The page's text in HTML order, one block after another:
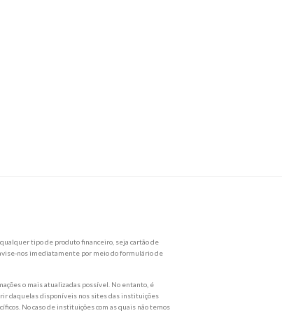
tipo de produto financeiro, seja cartão de
nos imediatamente por meio do formulário de
o mais atualizadas possível. No entanto, é
daquelas disponíveis nos sites das instituições
No caso de instituições com as quais não temos